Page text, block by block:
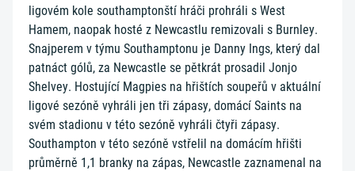
ligovém kole southamptonští hráči prohráli s West
Hamem, naopak hosté z Newcastlu remizovali s Burnley.
Snajperem v týmu Southamptonu je Danny Ings, který dal
patnáct gólů, za Newcastle se pětkrát prosadil Jonjo
Shelvey. Hostující Magpies na hřištích soupeřů v aktuální
ligové sezóně vyhráli jen tři zápasy, domácí Saints na
svém stadionu v této sezóně vyhráli čtyři zápasy.
Southampton v této sezóně vstřelil na domácím hřišti
průměrně 1,1 branky na zápas, Newcastle zaznamenal na